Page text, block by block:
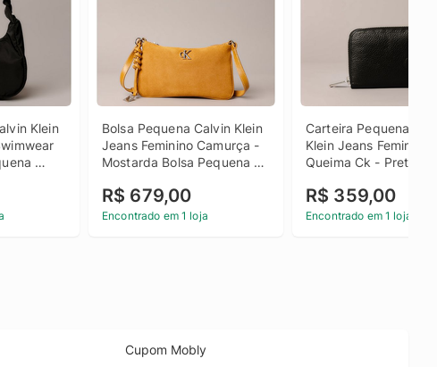
Klein
Bolsa Pequena Calvin Klein
Jeans Feminino Camurça -
Mostarda Bolsa Pequena
Camurça Mostarda u
R$ 679,00
Encontrado em 1 loja
Carteira Pequena
Klein Jeans Feminino
Queima Ck - Preto
Feminino Queima Ck
R$ 359,00
Encontrado em 1 loja
Cupom Mobly